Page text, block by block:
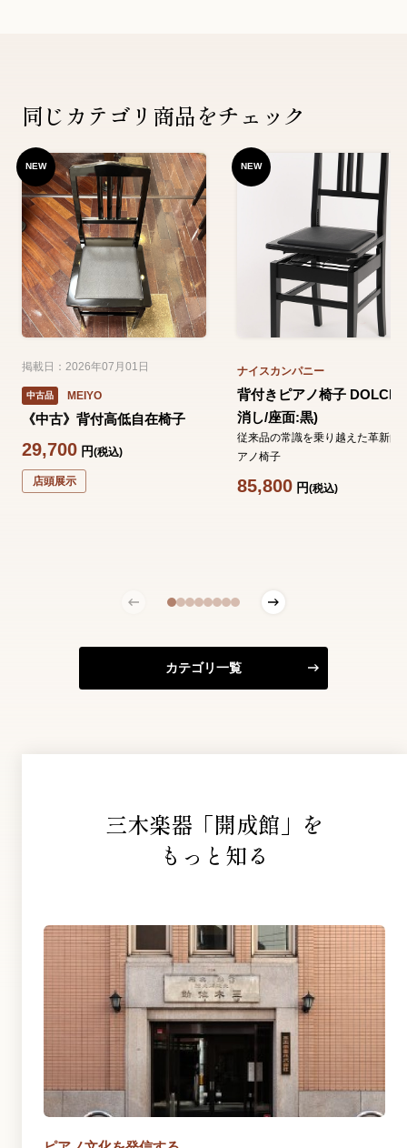
同じカテゴリ商品をチェック
NEW
掲載日：2026年07月01日
中古品 MEIYO
《中古》背付高低自在椅子
29,700円(税込)
店頭展示
NEW
ナイスカンパニー
背付きピアノ椅子 DOLCE
消し/座面:黒)
従来品の常識を乗り越えた革新的
アノ椅子
85,800円(税込)
カテゴリ一覧
三木楽器「開成館」を
もっと知る